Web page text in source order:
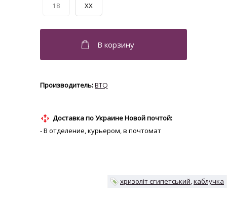
18 XX
BTQ
Доставка по Украине Новой почтой:
- В отделение, курьером, в почтомат
хризоліт єгипетський каблучка